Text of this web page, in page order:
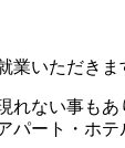
いただきま
れない事も
ート・ホテ